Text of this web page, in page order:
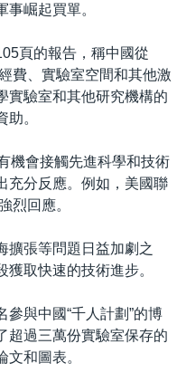
事崛起買單。
頁的報告，稱中國從
費、實驗室空間和其他激
實驗室和其他研究機構的
。
機會接觸先進科學和技術
充分反應。例如，美國聯
烈回應。
擴張等問題日益加劇之
取快速的技術進步。
與中國“千人計劃”的博
超過三萬份實驗室保存的
和圖表。